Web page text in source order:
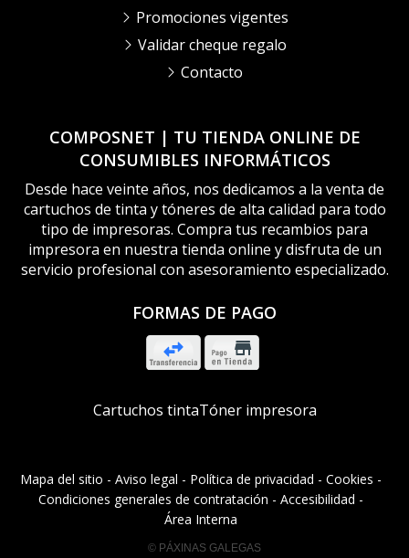
COMPOSNET | TU TIENDA ONLINE DE
CONSUMIBLES INFORMÁTICOS
Desde hace veinte años, nos dedicamos a la venta de
cartuchos de tinta y tóneres de alta calidad para todo
tipo de impresoras. Compra tus recambios para
impresora en nuestra tienda online y disfruta de un
servicio profesional con asesoramiento especializado.
FORMAS DE PAGO
Promociones vigentes
Validar cheque regalo
Contacto
Cartuchos tintaTóner impresora
Mapa del sitio - Aviso legal - Política de privacidad - Cookies -
Condiciones generales de contratación - Accesibilidad -
Área Interna
© PÁXINAS GALEGAS